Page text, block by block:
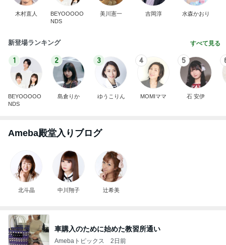
木村直人
BEYOOOOO
NDS
美川憲一 吉岡淳 水森かおり
新登場ランキング すべて見る
1
BEYOOOOO
NDS
2
島倉りか
3
ゆうこりん
4
MOMIママ
5
石 安伊
Ameba殿堂入りブログ
北斗晶 中川翔子 辻希美
車購入のために始めた教習所通い
Amebaトピックス 2日前